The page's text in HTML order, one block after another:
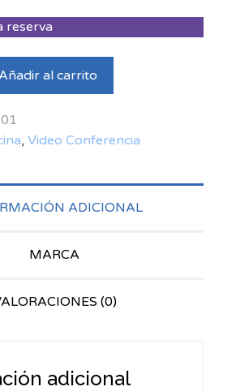
reserva
Añadir al carrito
, Video Conferencia
ADICIONAL
MARCA
(0)
adicional